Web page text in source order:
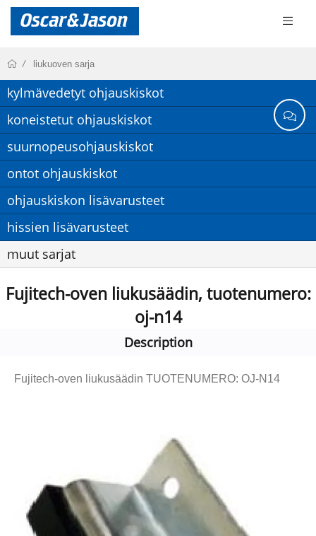
liukuoven sarja
kylmävedetyt ohjauskiskot
koneistetut ohjauskiskot
suurnopeusohjauskiskot
ontot ohjauskiskot
ohjauskiskon lisävarusteet
hissien lisävarusteet
muut sarjat
Fujitech-oven liukusäädin, tuotenumero:
oj-n14
Description
Fujitech-oven liukusäädin TUOTENUMERO: OJ-N14